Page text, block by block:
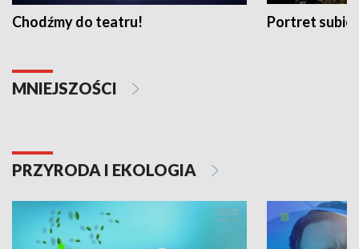
Chodźmy do teatru! Portret
MNIEJSZOŚCI
PRZYRODA I EKOLOGIA